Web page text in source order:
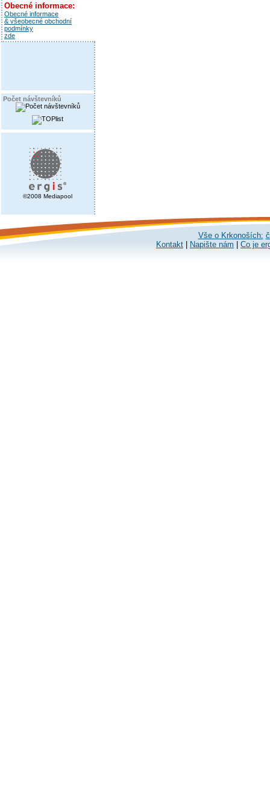
Obecné informace:
Obecné informace
& všeobecné obchodní
podmínky
zde
Počet návštevníků
©2008 Mediapool
Vše o Krkonoších:
Kontakt
Napište nám Co je